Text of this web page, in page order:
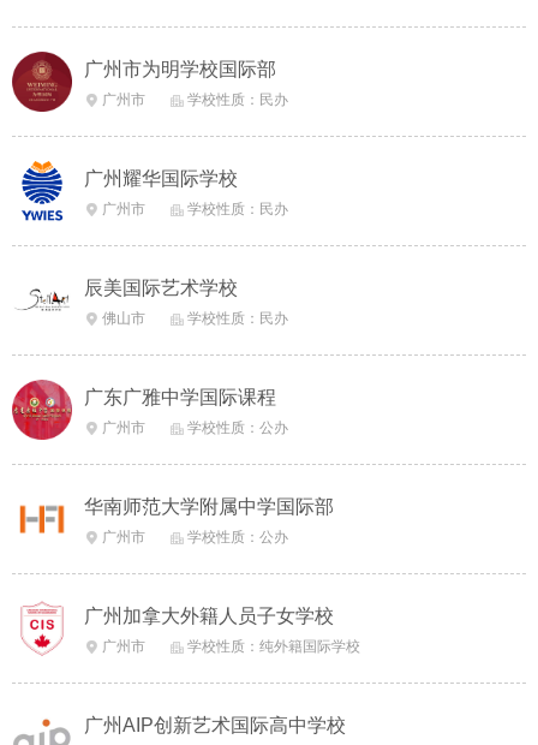
广州市为明学校国际部
 广州市  学校性质：民办
广州耀华国际学校
 广州市  学校性质：民办
辰美国际艺术学校
 佛山市  学校性质：民办
广东广雅中学国际课程
 广州市  学校性质：公办
华南师范大学附属中学国际部
 广州市  学校性质：公办
广州加拿大外籍人员子女学校
 广州市  学校性质：纯外籍国际学校
广州AIP创新艺术国际高中学校